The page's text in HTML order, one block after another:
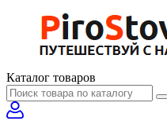
Каталог товаров